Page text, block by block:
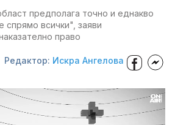
предполага точно и еднакво
спрямо всички", заяви
право
Редактор: Искра Ангелова